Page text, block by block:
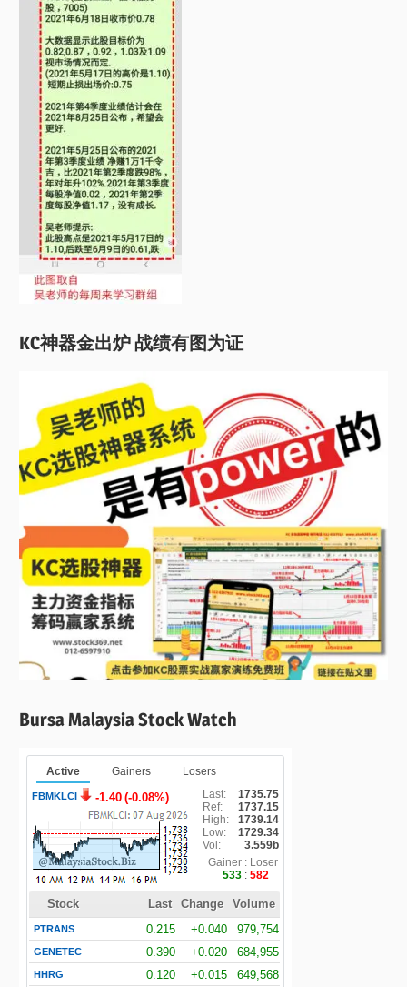
KC神器金出炉 战绩有图为证
Bursa Malaysia Stock Watch